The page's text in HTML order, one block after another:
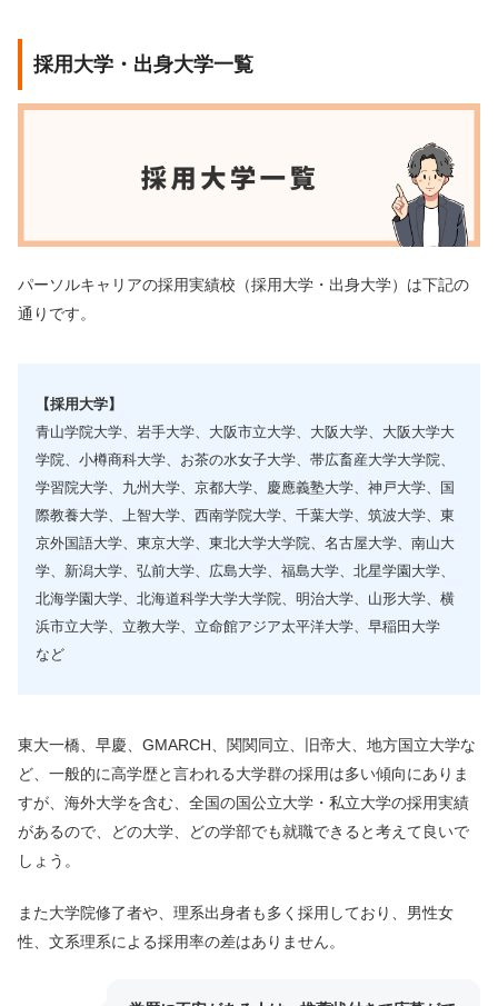
採用大学・出身大学一覧
パーソルキャリアの採用実績校（採用大学・出身大学）は下記の
通りです。
【採用大学】
青山学院大学、岩手大学、大阪市立大学、大阪大学、大阪大学大
学院、小樽商科大学、お茶の水女子大学、帯広畜産大学大学院、
学習院大学、九州大学、京都大学、慶應義塾大学、神戸大学、国
際教養大学、上智大学、西南学院大学、千葉大学、筑波大学、東
京外国語大学、東京大学、東北大学大学院、名古屋大学、南山大
学、新潟大学、弘前大学、広島大学、福島大学、北星学園大学、
北海学園大学、北海道科学大学大学院、明治大学、山形大学、横
浜市立大学、立教大学、立命館アジア太平洋大学、早稲田大学
など
東大一橋、早慶、GMARCH、関関同立、旧帝大、地方国立大学な
ど、一般的に高学歴と言われる大学群の採用は多い傾向にありま
すが、海外大学を含む、全国の国公立大学・私立大学の採用実績
があるので、どの大学、どの学部でも就職できると考えて良いで
しょう。
また大学院修了者や、理系出身者も多く採用しており、男性女
性、文系理系による採用率の差はありません。